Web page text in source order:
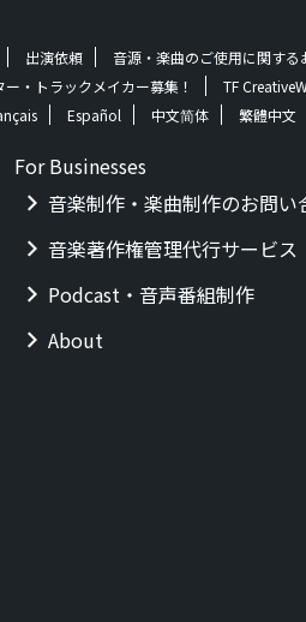
出演依頼 音源・楽曲のご使用に関する
・トラックメイカー募集！
TF
Español 中文简体 繁體中文
For Businesses
音楽制作・楽曲制作のお問い
音楽著作権管理代行サービス
Podcast・音声番組制作
About